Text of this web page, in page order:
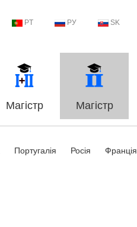
PT РУ SK
Магістр Магістр
Португалія Росія Франція